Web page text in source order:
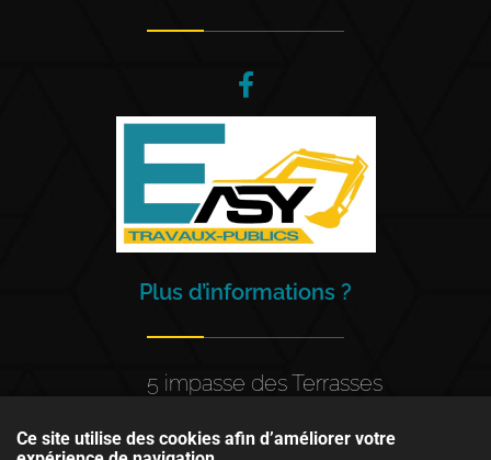
Plus d’informations ?
5 impasse des Terrasses
94440 Santeny
Ce site utilise des cookies afin d’améliorer votre